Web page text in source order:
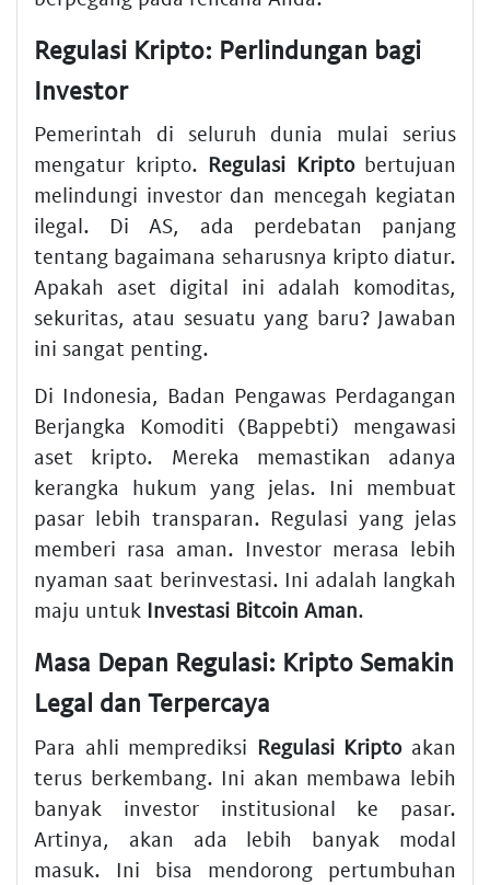
Regulasi Kripto: Perlindungan bagi
Investor
Pemerintah di seluruh dunia mulai serius
mengatur kripto. Regulasi Kriptobertujuan
melindungi investor dan mencegah kegiatan
ilegal. Di AS, ada perdebatan panjang
tentang bagaimana seharusnya kripto diatur.
Apakah aset digital ini adalah komoditas,
sekuritas, atau sesuatu yang baru? Jawaban
ini sangat penting.
Di Indonesia, Badan Pengawas Perdagangan
Berjangka Komoditi (Bappebti) mengawasi
aset kripto. Mereka memastikan adanya
kerangka hukum yang jelas. Ini membuat
pasar lebih transparan. Regulasi yang jelas
memberi rasa aman. Investor merasa lebih
nyaman saat berinvestasi. Ini adalah langkah
maju untuk Investasi Bitcoin Aman.
Masa Depan Regulasi: Kripto Semakin
Legal dan Terpercaya
Para ahli memprediksi Regulasi Kriptoakan
terus berkembang. Ini akan membawa lebih
banyak investor institusional ke pasar.
Artinya, akan ada lebih banyak modal
masuk. Ini bisa mendorong pertumbuhan